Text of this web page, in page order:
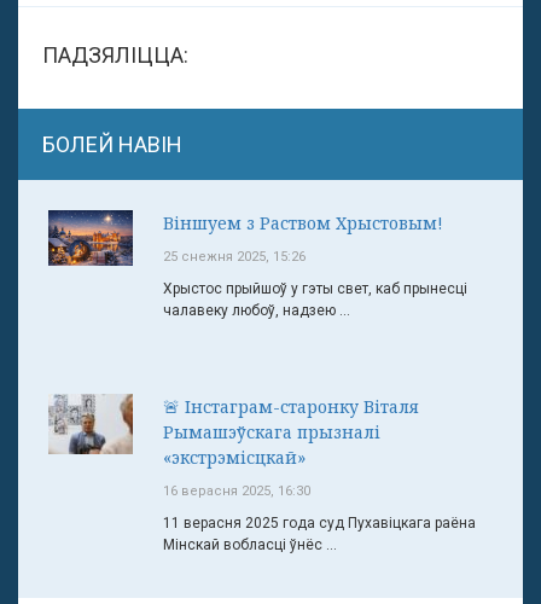
ПАДЗЯЛІЦЦА:
БОЛЕЙ НАВІН
Віншуем з Раством Хрыстовым!
25 снежня 2025, 15:26
Хрыстос прыйшоў у гэты свет, каб прынесці
чалавеку любоў, надзею ...
🚨 Інстаграм-старонку Віталя
Рымашэўскага прызналі
«экстрэмісцкай»
16 верасня 2025, 16:30
11 верасня 2025 года суд Пухавіцкага раёна
Мінскай вобласці ўнёс ...